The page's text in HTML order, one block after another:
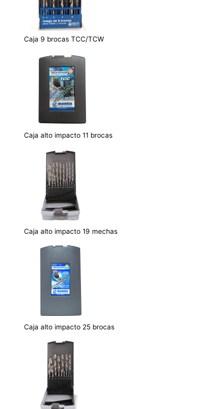
Caja 9 brocas TCC/TCW
Caja alto impacto 11 brocas
Caja alto impacto 19 mechas
Caja alto impacto 25 brocas